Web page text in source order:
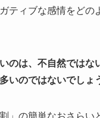
ティブな感情をどの
のは、不自然ではな
いのではないでしょ
」の簡単なおさらい